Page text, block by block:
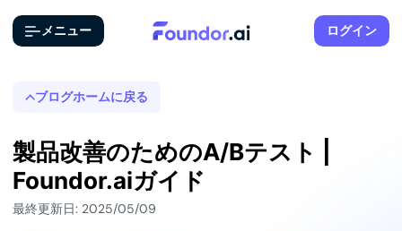
メニュー ログイン
ブログホームに戻る
製品改善のためのA/Bテスト |
Foundor.aiガイド
最終更新日: 2025/05/09